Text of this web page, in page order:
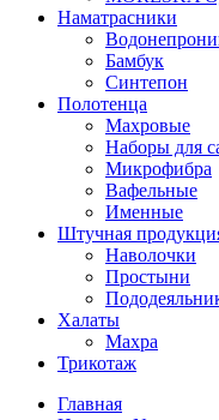
Наматрасники
Бамбук
Синтепон
Полотенца
Махровые
Наборы для
Микрофибра
Вафельные
Именные
Штучная
Наволочки
Простыни
Халаты
Махра
Трикотаж
Главная